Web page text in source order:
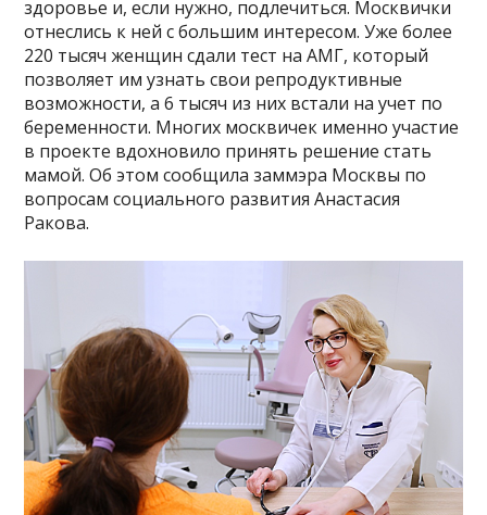
здоровье и, если нужно, подлечиться. Москвички
отнеслись к ней с большим интересом. Уже более
220 тысяч женщин сдали тест на АМГ, который
позволяет им узнать свои репродуктивные
возможности, а 6 тысяч из них встали на учет по
беременности. Многих москвичек именно участие
в проекте вдохновило принять решение стать
мамой. Об этом сообщила заммэра Москвы по
вопросам социального развития Анастасия
Ракова.